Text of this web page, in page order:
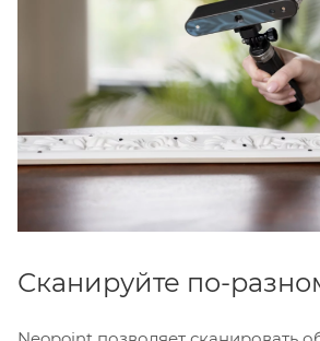
Сканируйте по-